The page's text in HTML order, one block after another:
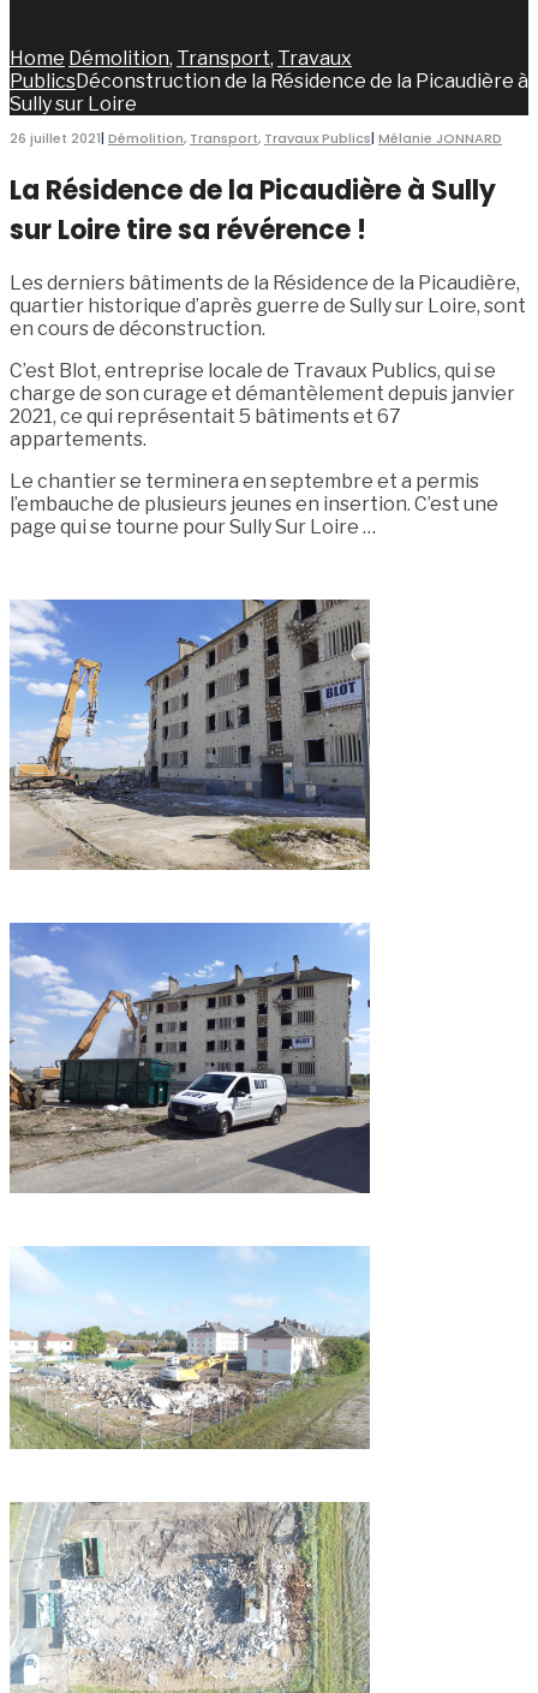
Home Démolition, Transport, Travaux
PublicsDéconstruction de la Résidence de la Picaudière à
Sully sur Loire
26 juillet 2021| Démolition, Transport, Travaux Publics| Mélanie JONNARD
La Résidence de la Picaudière à Sully
sur Loire tire sa révérence !
Les derniers bâtiments de la Résidence de la Picaudière,
quartier historique d’après guerre de Sully sur Loire, sont
en cours de déconstruction.
C’est Blot, entreprise locale de Travaux Publics, qui se
charge de son curage et démantèlement depuis janvier
2021, ce qui représentait 5 bâtiments et 67
appartements.
Le chantier se terminera en septembre et a permis
l’embauche de plusieurs jeunes en insertion. C’est une
page qui se tourne pour Sully Sur Loire …